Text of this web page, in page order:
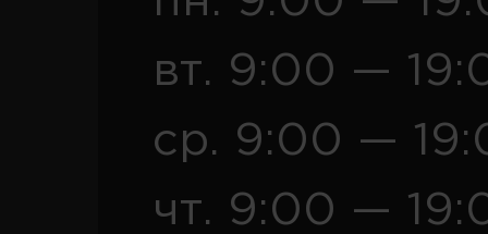
вт. 9:00 —
ср. 9:00 —
чт. 9:00 —